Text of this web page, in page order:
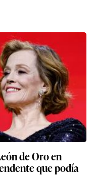
de Oro en
que podía